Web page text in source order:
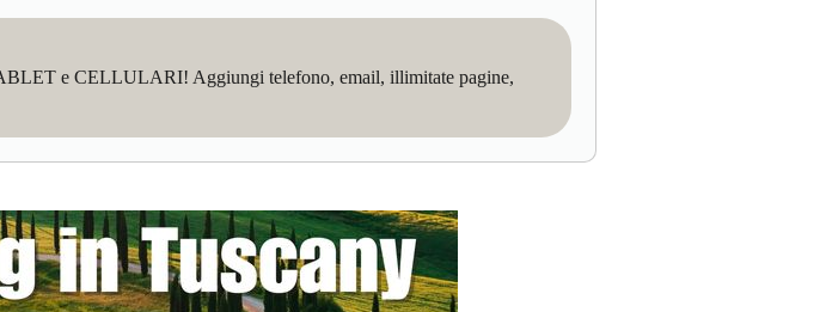
e CELLULARI! Aggiungi telefono, email, illimitate pagine,